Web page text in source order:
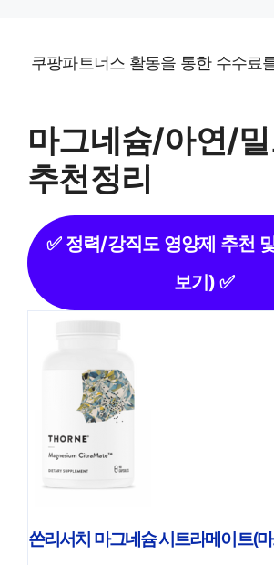
쿠팡파트너스 활동을 통한 수수료
마그네슘/아연/
추천정리
✅ 정력/강직도 영양제 추천
보기) ✅
쏜리서치 마그네슘 시트라메이트(